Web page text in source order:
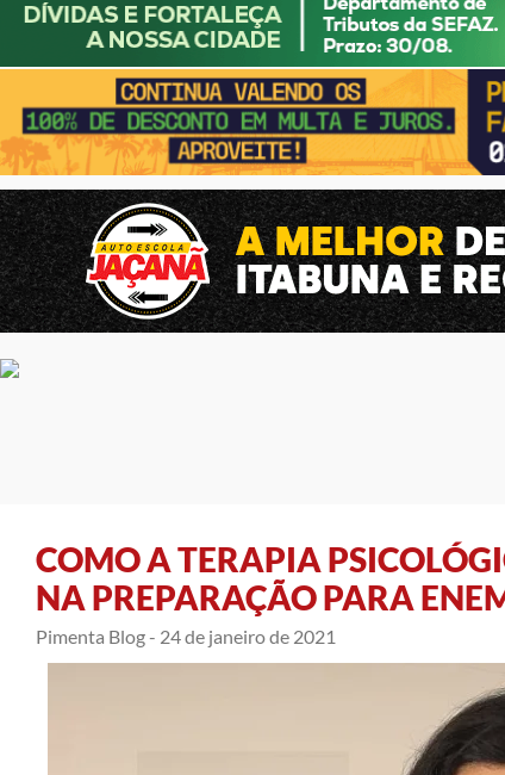
COMO A TERAPIA
NA PREPARAÇÃO PARA
Pimenta Blog - 24 de janeiro de 2021